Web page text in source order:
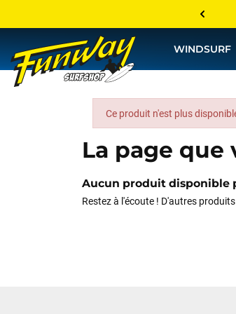
WINDSURF
Ce produit n'est plus
La page que
Aucun produit disponible
Restez à l'écoute ! D'autres